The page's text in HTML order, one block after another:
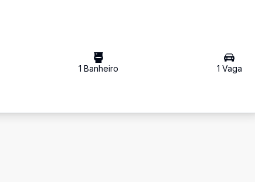
1 Banheiro 1 Vaga